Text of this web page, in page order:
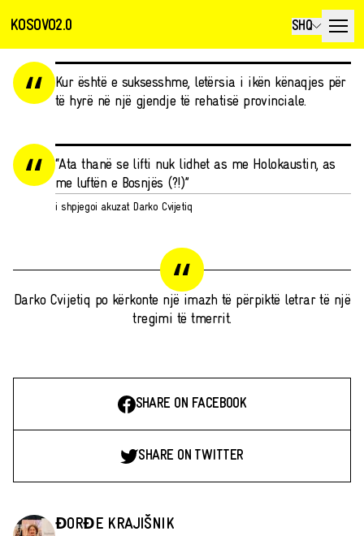
KOSOVO2.0 SHQ
Kur është e suksesshme, letërsia i ikën kënaqjes për
të hyrë në një gjendje të rehatisë provinciale.
“Ata thanë se lifti nuk lidhet as me Holokaustin, as
me luftën e Bosnjës (?!)”
i shpjegoi akuzat Darko Cvijetiq
Darko Cvijetiq po kërkonte një imazh të përpiktë letrar të një
tregimi të tmerrit.
SHARE ON FACEBOOK
SHARE ON TWITTER
ĐORĐE KRAJIŠNIK